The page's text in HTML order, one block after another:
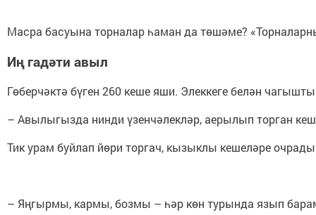
Масра басуына торналар һаман да төшәме?
Иң гадәти авыл
Гөберчәктә бүген 260 кеше яши. Элеккеге белән
– Авылыгызда нинди үзенчәлекләр, аерылып торган
Тик урам буйлап йөри торгач, кызыклы кешеләре
– Яңгырмы, кармы, бозмы – һәр көн турында язып